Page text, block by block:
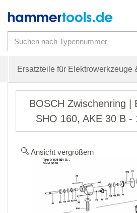
Ersatzteile für Elektrowerkzeuge
BOSCH Zwischenring |
SHO 160, AKE 30 B -
Ansicht vergrößern